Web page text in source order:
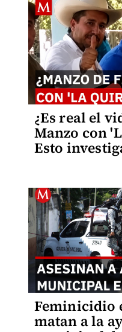
¿Es real el
Manzo con
Esto
Feminicidio
matan a la